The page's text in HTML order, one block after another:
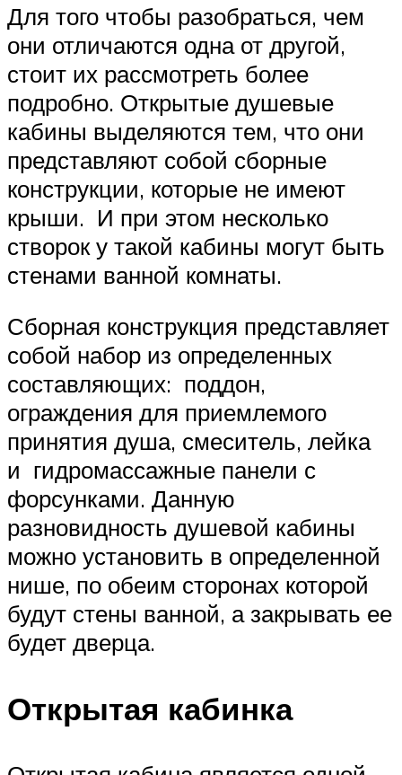
Для того чтобы разобраться, чем
они отличаются одна от другой,
стоит их рассмотреть более
подробно. Открытые душевые
кабины выделяются тем, что они
представляют собой сборные
конструкции, которые не имеют
крыши. И при этом несколько
створок у такой кабины могут быть
стенами ванной комнаты.
Сборная конструкция представляет
собой набор из определенных
составляющих: поддон,
ограждения для приемлемого
принятия душа, смеситель, лейка
и гидромассажные панели с
форсунками. Данную
разновидность душевой кабины
можно установить в определенной
нише, по обеим сторонах которой
будут стены ванной, а закрывать ее
будет дверца.
Открытая кабинка